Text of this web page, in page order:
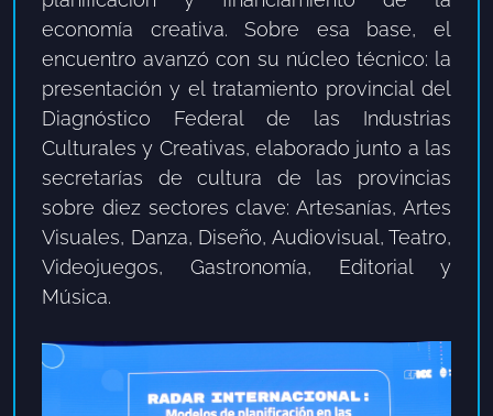
economía creativa. Sobre esa base, el
encuentro avanzó con su núcleo técnico: la
presentación y el tratamiento provincial del
Diagnóstico Federal de las Industrias
Culturales y Creativas, elaborado junto a las
secretarías de cultura de las provincias
sobre diez sectores clave: Artesanías, Artes
Visuales, Danza, Diseño, Audiovisual, Teatro,
Videojuegos, Gastronomía, Editorial y
Música.